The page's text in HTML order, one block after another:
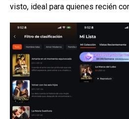
visto, ideal para quienes recién